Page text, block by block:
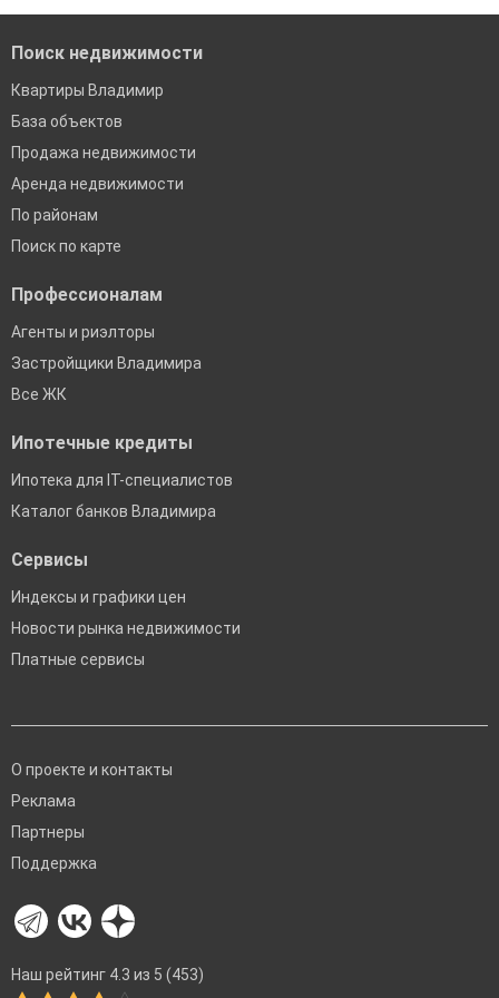
Поиск недвижимости
Квартиры Владимир
База объектов
Продажа недвижимости
Аренда недвижимости
По районам
Поиск по карте
Профессионалам
Агенты и риэлторы
Застройщики Владимира
Все ЖК
Ипотечные кредиты
Ипотека для IT-специалистов
Каталог банков Владимира
Сервисы
Индексы и графики цен
Новости рынка недвижимости
Платные сервисы
О проекте и контакты
Реклама
Партнеры
Поддержка
Наш рейтинг 4.3 из 5 (453)